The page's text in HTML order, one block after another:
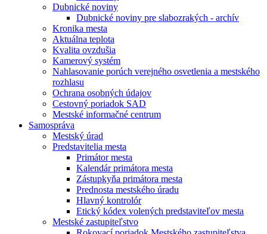
Dubnické noviny
Dubnické noviny pre slabozrakých - archív
Kronika mesta
Aktuálna teplota
Kvalita ovzdušia
Kamerový systém
Nahlasovanie porúch verejného osvetlenia a mestského
rozhlasu
Ochrana osobných údajov
Cestovný poriadok SAD
Mestské informačné centrum
Samospráva
Mestský úrad
Predstavitelia mesta
Primátor mesta
Kalendár primátora mesta
Zástupkyňa primátora mesta
Prednosta mestského úradu
Hlavný kontrolór
Etický kódex volených predstaviteľov mesta
Mestské zastupiteľstvo